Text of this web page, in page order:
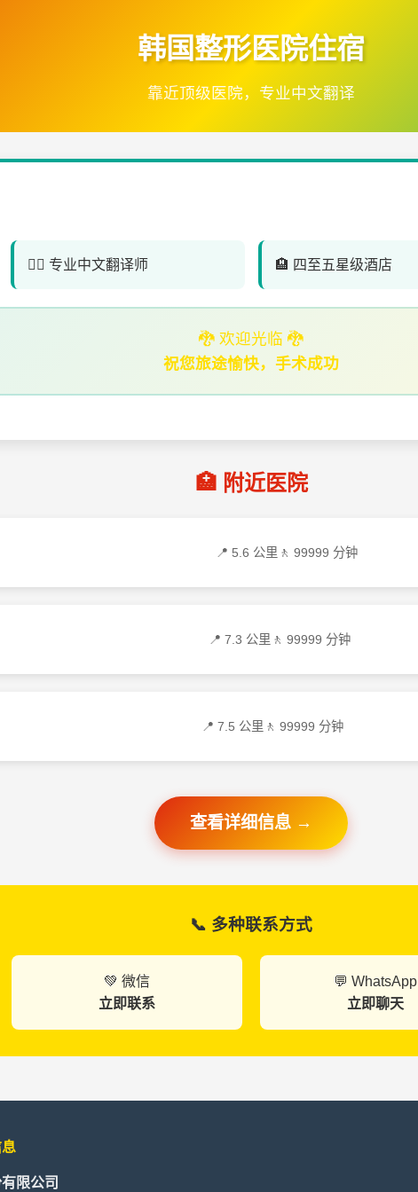
韩国整形医院住宿
靠近顶级医院，专业中文翻译
👨‍⚕️ 专业中文翻译师 🏨 四至五星级酒店
🐉 欢迎光临 🐉
祝您旅途愉快，手术成功
🏥 附近医院
📍 5.6 公里 🚶 99999 分钟
📍 7.3 公里 🚶 99999 分钟
📍 7.5 公里 🚶 99999 分钟
查看详细信息 →
📞 多种联系方式
💚 微信
立即联系
💬 WhatsApp
立即聊天
限公司